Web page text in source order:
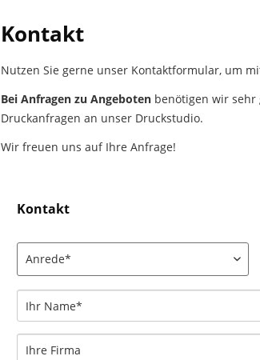
Kontakt
Nutzen Sie gerne unser Kontaktformular, um
Bei Anfragen zu Angeboten benötigen wir sehr
Druckanfragen an unser Druckstudio.
Wir freuen uns auf Ihre Anfrage!
Kontakt